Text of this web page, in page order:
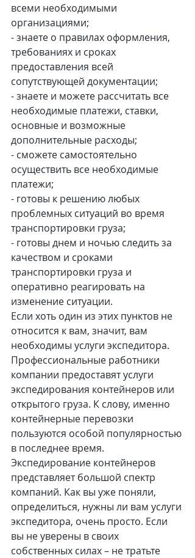
всеми необходимыми
организациями;
- знаете о правилах оформления,
требованиях и сроках
предоставления всей
сопутствующей документации;
- знаете и можете рассчитать все
необходимые платежи, ставки,
основные и возможные
дополнительные расходы;
- сможете самостоятельно
осуществить все необходимые
платежи;
- готовы к решению любых
проблемных ситуаций во время
транспортировки груза;
- готовы днем и ночью следить за
качеством и сроками
транспортировки груза и
оперативно реагировать на
изменение ситуации.
Если хоть один из этих пунктов не
относится к вам, значит, вам
необходимы услуги экспедитора.
Профессиональные работники
компании предоставят услуги
экспедирования контейнеров или
открытого груза. К слову, именно
контейнерные перевозки
пользуются особой популярностью
в последнее время.
Экспедирование контейнеров
представляет большой спектр
компаний. Как вы уже поняли,
определиться, нужны ли вам услуги
экспедитора, очень просто. Если
вы не уверены в своих
собственных силах – не тратьте